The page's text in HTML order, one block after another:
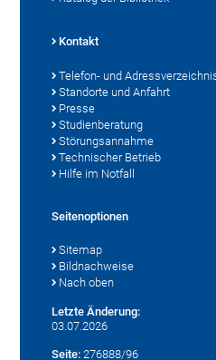
Kontakt
Telefon- und
Standorte und Anfahrt
Presse
Studienberatung
Störungsannahme
Technischer Betrieb
Hilfe im Notfall
Seitenoptionen
Sitemap
Bildnachweise
Nach oben
Letzte Änderung:
03.07.2026
Seite: 276888/96